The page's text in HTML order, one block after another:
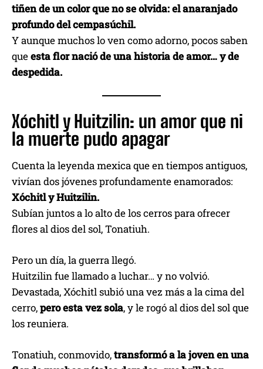
tiñen de un color que no se olvida: el anaranjado
profundo del cempasúchil.
Y aunque muchos lo ven como adorno, pocos saben
queesta flor nació de una historia de amor… y de
despedida.
Xóchitl y Huitzilin: un amor que ni
la muerte pudo apagar
Cuenta la leyenda mexica que en tiempos antiguos,
vivían dos jóvenes profundamente enamorados:
Xóchitl y Huitzilin.
Subían juntos a lo alto de los cerros para ofrecer
flores al dios del sol, Tonatiuh.
Pero un día, la guerra llegó.
Huitzilin fue llamado a luchar… y no volvió.
Devastada, Xóchitl subió una vez más a la cima del
cerro,pero esta vez sola, y le rogó al dios del sol que
los reuniera.
Tonatiuh, conmovido,transformó a la joven en una